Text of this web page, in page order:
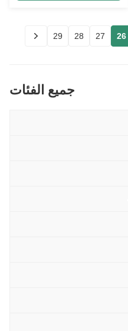
26
27
28
29
جميع الفئات